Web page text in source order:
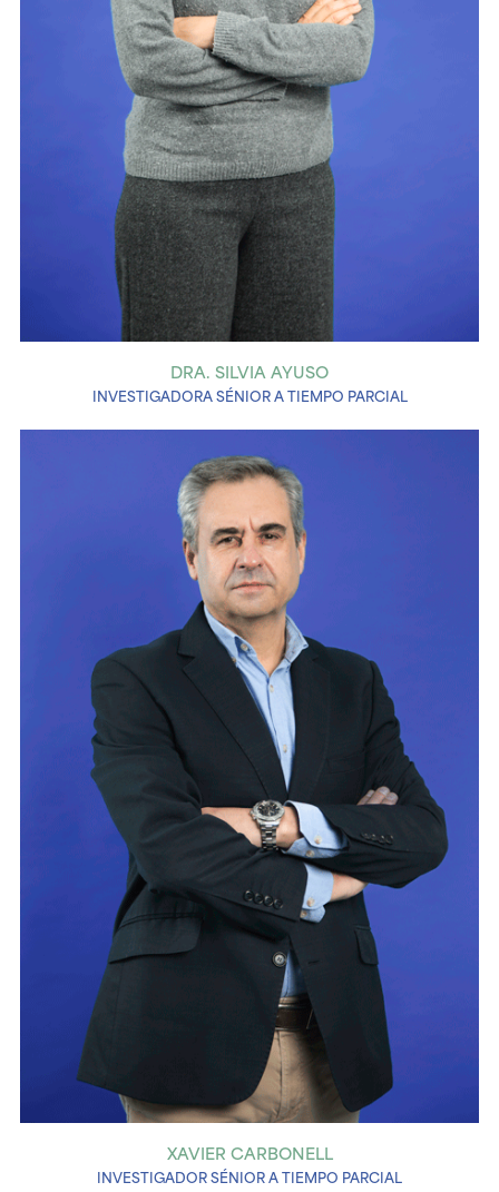
DRA. SILVIA AYUSO
INVESTIGADORA SÉNIOR A TIEMPO PARCIAL
XAVIER CARBONELL
INVESTIGADOR SÉNIOR A TIEMPO PARCIAL